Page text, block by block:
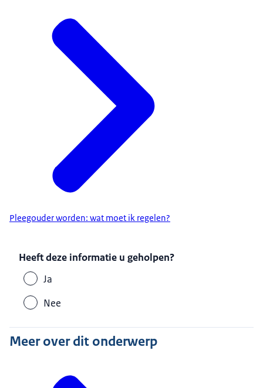
Pleegouder worden: wat moet ik regelen?
Heeft deze informatie u geholpen?
Ja
Nee
Meer over dit onderwerp